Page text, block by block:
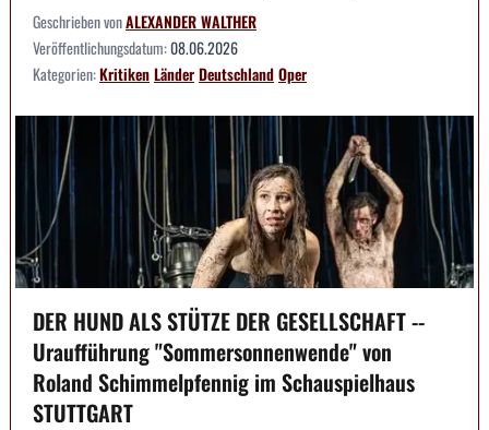
Geschrieben vonALEXANDER WALTHER
Veröffentlichungsdatum:08.06.2026
Kategorien:KritikenLänderDeutschlandOper
DER HUND ALS STÜTZE DER GESELLSCHAFT --
Uraufführung "Sommersonnenwende" von
Roland Schimmelpfennig im Schauspielhaus
STUTTGART